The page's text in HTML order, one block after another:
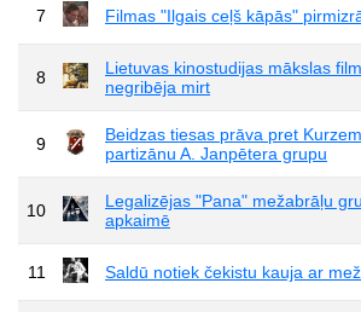
7 Filmas "Ilgais ceļš kāpās"
8
Lietuvas kinostudijas mākslas
negribēja mirt
9
Beidzas tiesas prāva pret
partizānu A. Janpētera grupu
10
Legalizējas "Pana" mežabrāļu
apkaimē
11 Saldū notiek čekistu kauja ar